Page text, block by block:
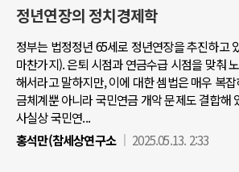
정년연장의 정치경제학
정부는 법정정년 65세로 정년연장을 추진하고
마찬가지). 은퇴 시점과 연금수급 시점을 맞춰
해서라고 말하지만, 이에 대한 셈법은 매우 복
금체계뿐 아니라 국민연금 개악 문제도 결합해
사실상 국민연...
홍석만(참세상연구소
2025.05.13. 2:33